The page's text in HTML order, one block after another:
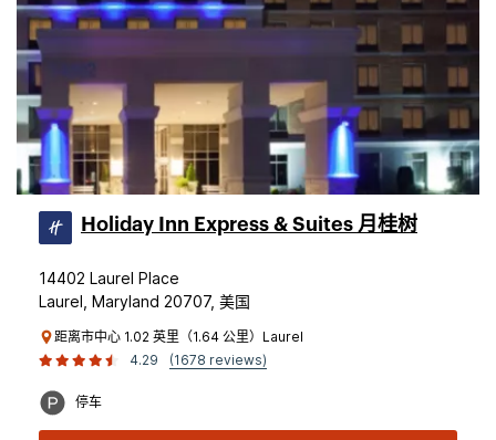
Holiday Inn Express & Suites 月桂树
14402 Laurel Place
Laurel, Maryland 20707, 美国
距离市中心 1.02 英里（1.64 公里）Laurel
4.29
(1678 reviews)
停车